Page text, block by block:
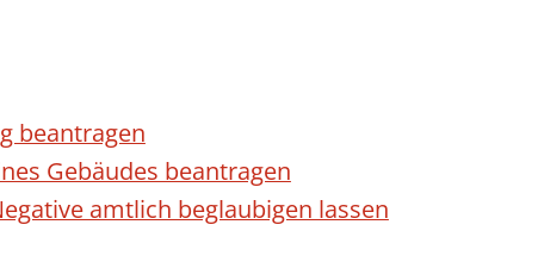
beantragen
Gebäudes beantragen
amtlich beglaubigen lassen